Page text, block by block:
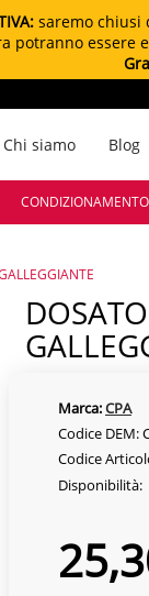
saremo chiusi
potranno essere
Chi siamo Blog
CONDIZIONAMENTO
DOSATORE DI CLORO PER PISCINA BLU GRANDE |
Marca:CPA
Codice DEM:
Codice
Disponibilità: